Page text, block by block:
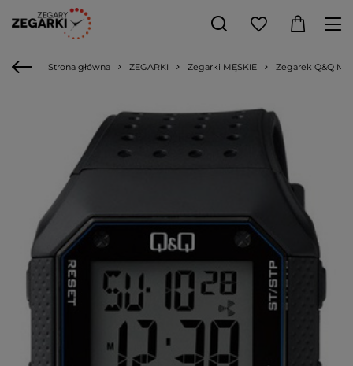
Strona główna ZEGARKI Zegarki MĘSKIE Zegarek Q&Q